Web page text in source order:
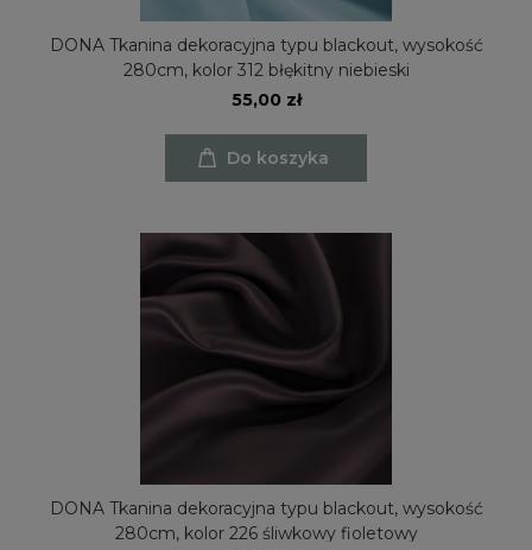
DONA Tkanina dekoracyjna typu blackout, wysokość
280cm, kolor 312 błękitny niebieski
55,00 zł
Do koszyka
DONA Tkanina dekoracyjna typu blackout, wysokość
280cm, kolor 226 śliwkowy fioletowy